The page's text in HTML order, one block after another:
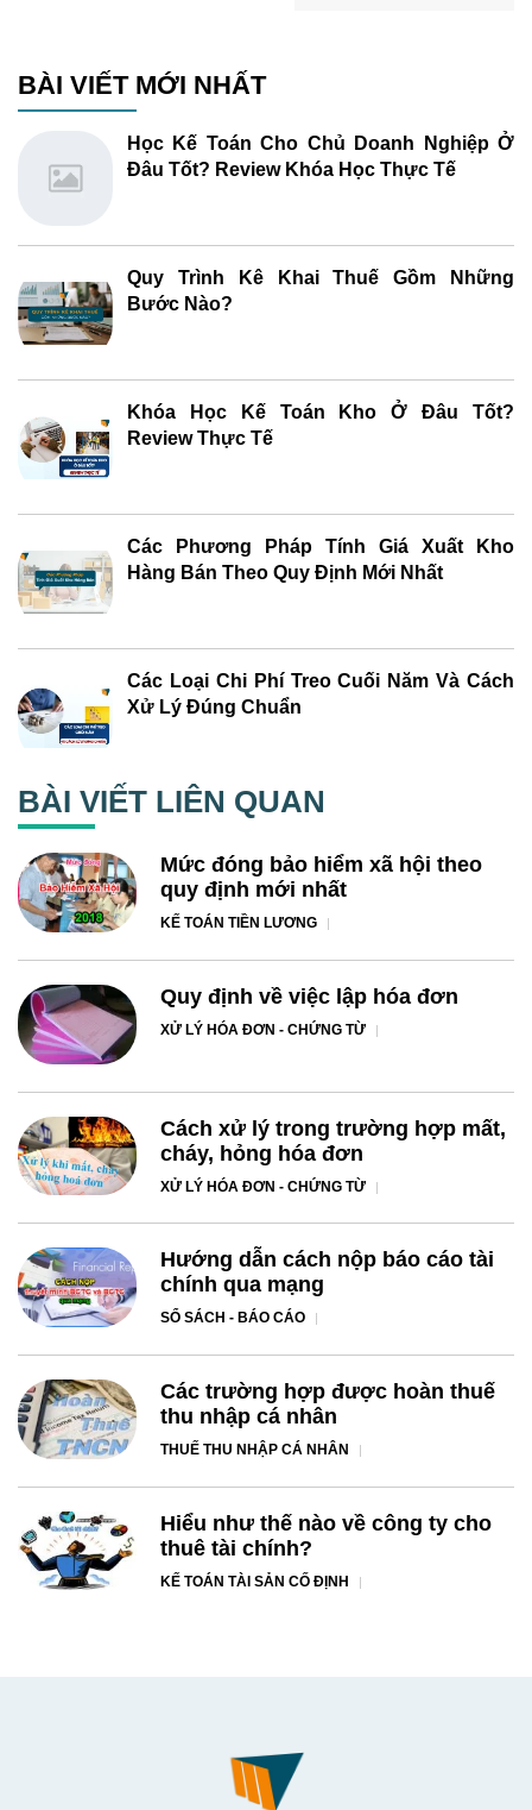
BÀI VIẾT MỚI NHẤT
Học Kế Toán Cho Chủ Doanh Nghiệp Ở
Đâu Tốt? Review Khóa Học Thực Tế
Quy Trình Kê Khai Thuế Gồm Những
Bước Nào?
Khóa Học Kế Toán Kho Ở Đâu Tốt?
Review Thực Tế
Các Phương Pháp Tính Giá Xuất Kho
Hàng Bán Theo Quy Định Mới Nhất
Các Loại Chi Phí Treo Cuối Năm Và Cách
Xử Lý Đúng Chuẩn
BÀI VIẾT LIÊN QUAN
Mức đóng bảo hiểm xã hội theo
quy định mới nhất
KẾ TOÁN TIỀN LƯƠNG
Quy định về việc lập hóa đơn
XỬ LÝ HÓA ĐƠN - CHỨNG TỪ
Cách xử lý trong trường hợp mất,
cháy, hỏng hóa đơn
XỬ LÝ HÓA ĐƠN - CHỨNG TỪ
Hướng dẫn cách nộp báo cáo tài
chính qua mạng
SỔ SÁCH - BÁO CÁO
Các trường hợp được hoàn thuế
thu nhập cá nhân
THUẾ THU NHẬP CÁ NHÂN
Hiểu như thế nào về công ty cho
thuê tài chính?
KẾ TOÁN TÀI SẢN CỐ ĐỊNH